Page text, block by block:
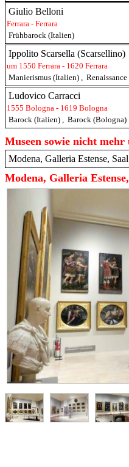
Giulio Belloni
Ferrara - Ferrara
Frühbarock (Italien)
Ippolito Scarsella (Scarsellino)
um 1550 Ferrara - 1620 Ferrara
Manierismus (Italien) ,
Ludovico Carracci
1555 Bologna - 1619 Bologna
Barock (Italien) , Barock (Bologna)
Museen sowie nicht
Modena, Galleria Estense,
Modena, Galleria